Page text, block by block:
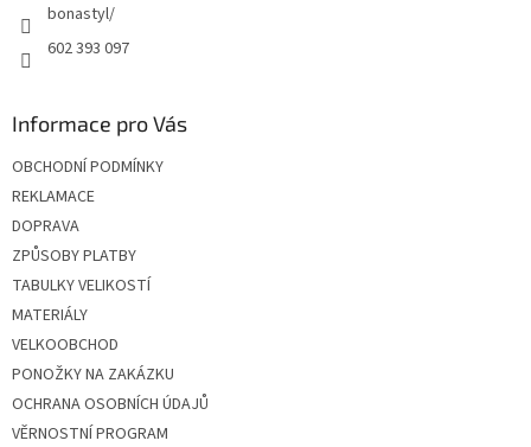
bonastyl/
602 393 097
Informace pro Vás
OBCHODNÍ PODMÍNKY
REKLAMACE
DOPRAVA
ZPŮSOBY PLATBY
TABULKY VELIKOSTÍ
MATERIÁLY
VELKOOBCHOD
PONOŽKY NA ZAKÁZKU
OCHRANA OSOBNÍCH ÚDAJŮ
VĚRNOSTNÍ PROGRAM